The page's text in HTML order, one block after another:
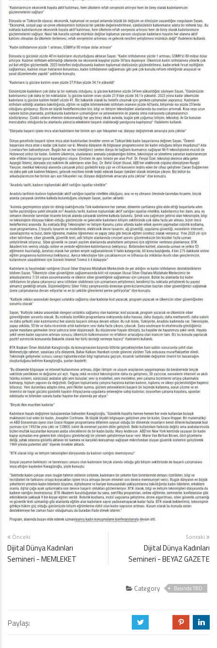
Önceki
Dijital Dünya Kadınları
Semineri - MEMLEKET
Sonraki
Dijital Dünya Kadınları
Semineri - BEYAZ GAZETE
Category Basında TBD
Paylaş: a d j